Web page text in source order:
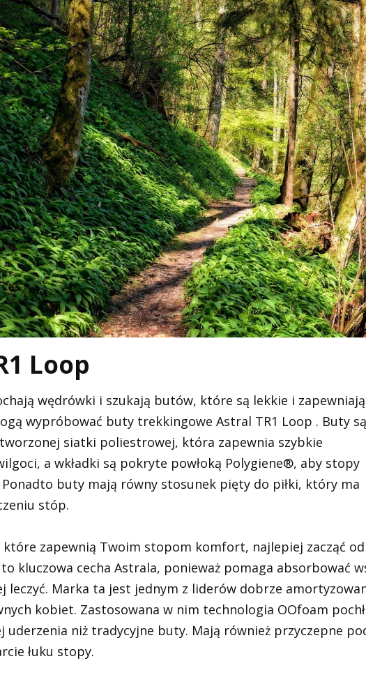
Loop
wędrówki i szukają butów, które są lekkie i zapewniają
wypróbować buty trekkingowe Astral TR1 Loop . Buty są
siatki poliestrowej, która zapewnia szybkie
a wkładki są pokryte powłoką Polygiene®, aby stopy
Ponadto buty mają równy stosunek pięty do piłki, który ma
stóp.
zapewnią Twoim stopom komfort, najlepiej zacząć od
kluczowa cecha Astrala, ponieważ pomaga absorbować
leczyć. Marka ta jest jednym z liderów dobrze
kobiet. Zastosowana w nim technologia OOfoam
uderzenia niż tradycyjne buty. Mają również przyczepne
łuku stopy.